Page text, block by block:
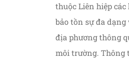
thuộc Liên hiệp
bảo tồn sự đa
địa phương thông
môi trường. Thông